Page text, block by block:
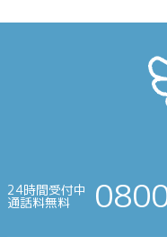
シ
24時間受付中
通話料無料